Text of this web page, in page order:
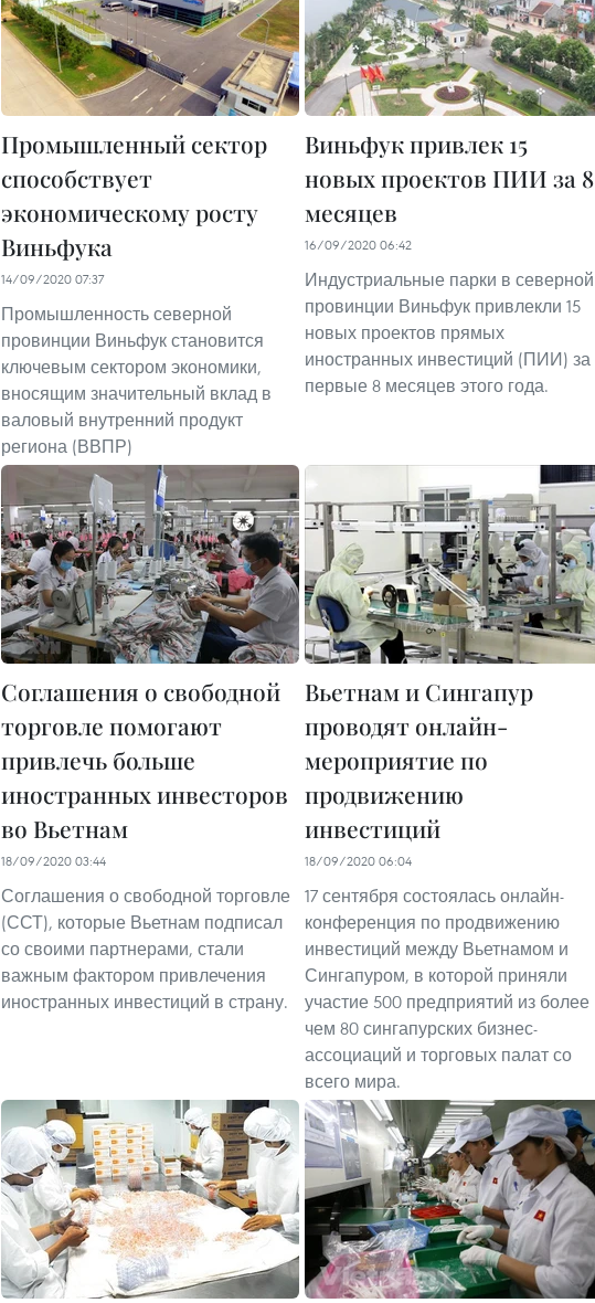
Промышленный сектор
способствует
экономическому росту
Виньфука
14/09/2020 07:37
Промышленность северной
провинции Виньфук становится
ключевым сектором экономики,
вносящим значительный вклад в
валовый внутренний продукт
региона (ВВПР)
Виньфук привлек 15
новых проектов ПИИ за 8
месяцев
16/09/2020 06:42
Индустриальные парки в северной
провинции Виньфук привлекли 15
новых проектов прямых
иностранных инвестиций (ПИИ) за
первые 8 месяцев этого года.
Соглашения о свободной
торговле помогают
привлечь больше
иностранных инвесторов
во Вьетнам
18/09/2020 03:44
Соглашения о свободной торговле
(ССТ), которые Вьетнам подписал
со своими партнерами, стали
важным фактором привлечения
иностранных инвестиций в страну.
Вьетнам и Сингапур
проводят онлайн-
мероприятие по
продвижению
инвестиций
18/09/2020 06:04
17 сентября состоялась онлайн-
конференция по продвижению
инвестиций между Вьетнамом и
Сингапуром, в которой приняли
участие 500 предприятий из более
чем 80 сингапурских бизнес-
ассоциаций и торговых палат со
всего мира.